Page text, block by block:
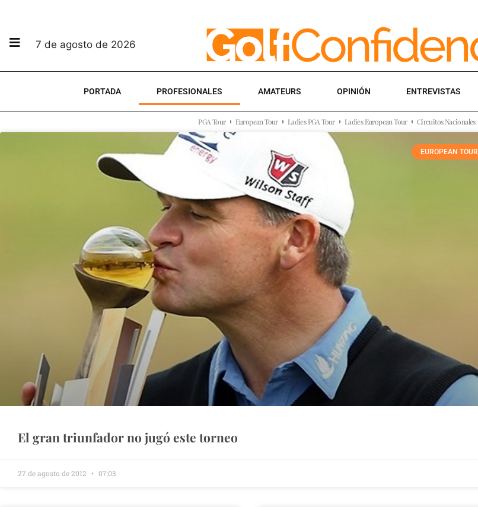
7 de agosto de 2026
PORTADA PROFESIONALES AMATEURS OPINIÓN ENTREVISTAS
PGA Tour European Tour Ladies PGA Tour Ladies European Tour Circuitos Nacionales
EUROPEAN TOUR
El gran triunfador no jugó este torneo
27 de agosto de 2012 07:03